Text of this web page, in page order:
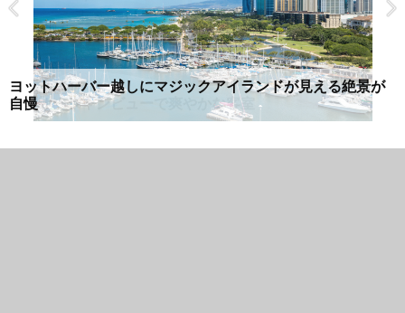
全室オーシャンビューで爽やかな客室